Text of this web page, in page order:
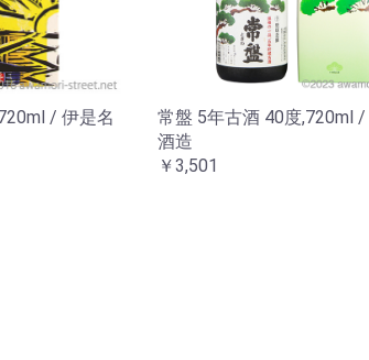
/ 伊是名
常盤 5年古酒 40度,720ml /
酒造
￥3,501